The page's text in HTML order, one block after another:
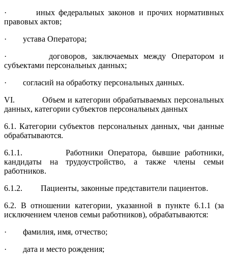
· иных федеральных законов и прочих нормативных
правовых актов;
· устава Оператора;
· договоров, заключаемых между Оператором и
субъектами персональных данных;
· согласий на обработку персональных данных.
VI. Объем и категории обрабатываемых персональных
данных, категории субъектов персональных данных
6.1. Категории субъектов персональных данных, чьи данные
обрабатываются.
6.1.1. Работники Оператора, бывшие работники,
кандидаты на трудоустрой­ство, а также члены семьи
работников.
6.1.2. Пациенты, законные представители пациентов.
6.2. В отношении категории, указанной в пункте 6.1.1 (за
исключением членов семьи работников), обрабатываются:
· фамилия, имя, отчество;
· дата и место рождения;